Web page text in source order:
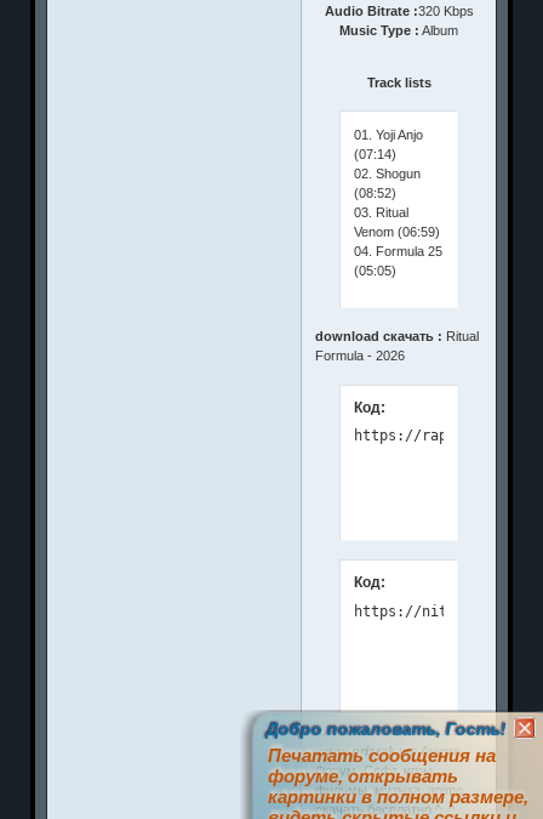
Audio Bitrate :320 Kbps
Music Type : Album
Track lists
01. Yoji Anjo
(07:14)
02. Shogun
(08:52)
03. Ritual
Venom (06:59)
04. Formula 25
(05:05)
download скачать : Ritual
Formula - 2026
Код:
Код:
www.prizrak.wsАниме
Форум. Софт, игры,
фильмы, музыка, anime
скачать бесплатно ^_^
Добро пожаловать, Гость!
Печатать сообщения на
форуме, открывать
картинки в полном размере,